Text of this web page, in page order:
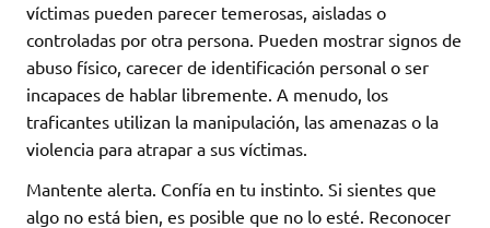
víctimas pueden parecer temerosas, aisladas o
controladas por otra persona. Pueden mostrar signos de
abuso físico, carecer de identificación personal o ser
incapaces de hablar libremente. A menudo, los
traficantes utilizan la manipulación, las amenazas o la
violencia para atrapar a sus víctimas.
Mantente alerta. Confía en tu instinto. Si sientes que
algo no está bien, es posible que no lo esté. Reconocer